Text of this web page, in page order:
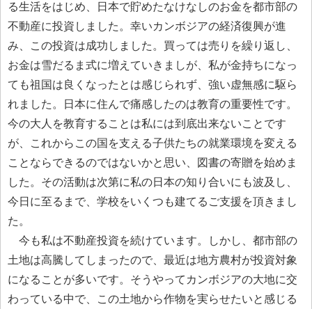
る生活をはじめ、日本で貯めたなけなしのお金を都市部の
不動産に投資しました。幸いカンボジアの経済復興が進
み、この投資は成功しました。買っては売りを繰り返し、
お金は雪だるま式に増えていきましが、私が金持ちになっ
ても祖国は良くなったとは感じられず、強い虚無感に駆ら
れました。日本に住んで痛感したのは教育の重要性です。
今の大人を教育することは私には到底出来ないことです
が、これからこの国を支える子供たちの就業環境を変える
ことならできるのではないかと思い、図書の寄贈を始めま
した。その活動は次第に私の日本の知り合いにも波及し、
今日に至るまで、学校をいくつも建てるご支援を頂きまし
た。
今も私は不動産投資を続けています。しかし、都市部の
土地は高騰してしまったので、最近は地方農村が投資対象
になることが多いです。そうやってカンボジアの大地に交
わっている中で、この土地から作物を実らせたいと感じる